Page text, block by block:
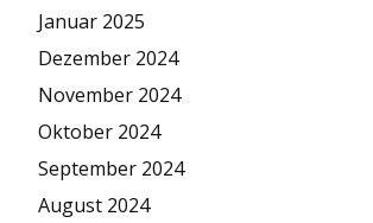
Januar 2025
Dezember 2024
November 2024
Oktober 2024
September 2024
August 2024